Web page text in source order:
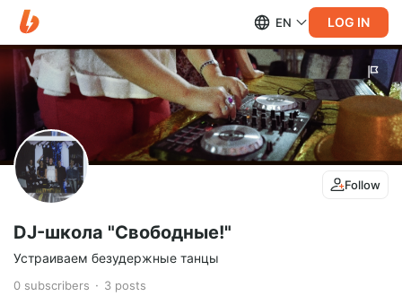
EN LOG IN
Follow
DJ-школа "Свободные!"
Устраиваем безудержные танцы
0 subscribers 3 posts